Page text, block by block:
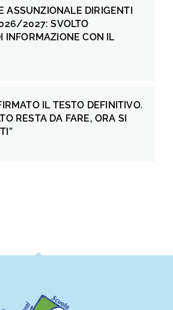
ASSUNZIONALE DIRIGENTI
2027: SVOLTO
INFORMAZIONE CON IL
IL TESTO DEFINITIVO.
RESTA DA FARE, ORA SI